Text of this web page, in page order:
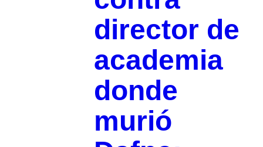
director de
academia
donde
murió